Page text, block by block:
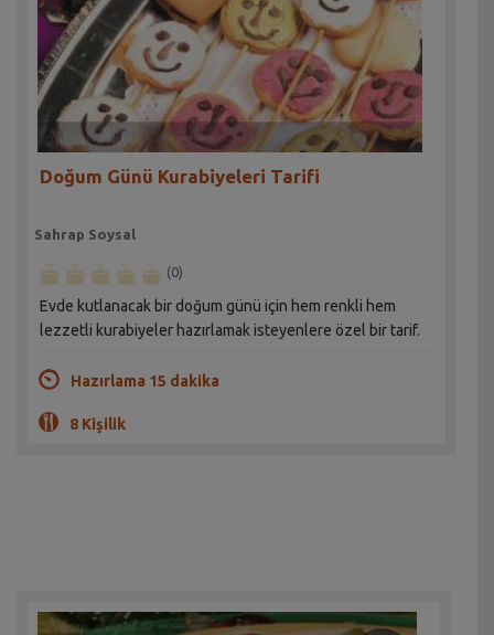
Doğum Günü Kurabiyeleri Tarifi
Sahrap Soysal
(0)
Evde kutlanacak bir doğum günü için hem renkli hem
lezzetli kurabiyeler hazırlamak isteyenlere özel bir tarif.
Hazırlama 15 dakika
8 Kişilik